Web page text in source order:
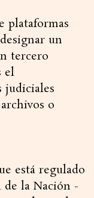
plataformas
un
tercero
el
judiciales
o
está regulado
la Nación -